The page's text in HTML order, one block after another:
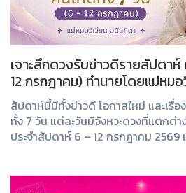
เจาะลึกดวงรับข่าวดีรายสัปดา
12 กรกฎาคม) ทำนายโดยแม่หม
สัปดาห์นี้มีทั้งข่าวดี โอกาสใหม่ และเรื่
ทั้ง 7 วัน แต่ละวันมีจังหวะดวงที่แตกต่า
ประจำสัปดาห์ 6 – 12 กรกฎาคม